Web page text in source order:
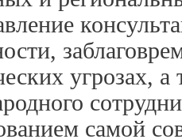
угрозах,
самой